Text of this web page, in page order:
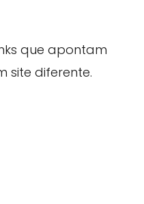
que apontam
site diferente.